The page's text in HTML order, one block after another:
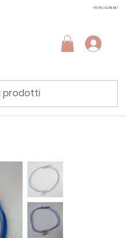
+39 3924298481